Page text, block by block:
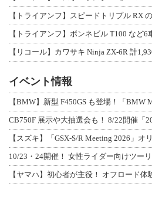
【トライアンフ】スピードトリプル RX
【リコール】カワサキ Ninja ZX-6R 計
イベント情報
【BMW】新型 F450GS も登場！「BMW
CB750F 展示や大抽選会も！ 8/22開催「
【スズキ】「GSX-S/R Meeting 2026」オ
10/23・24開催！ 女性ライダー向けツー
【ヤマハ】初心者が主役！ オフロード体